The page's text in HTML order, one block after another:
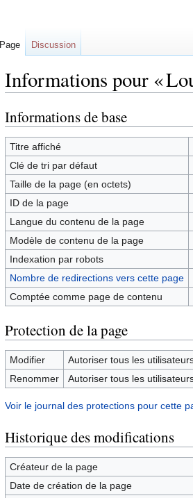
Informations pour «
Aller
à
la
navigation
Aller
à
la
recherche
Informations de base
Titre affiché
Clé de tri par défaut
Taille de la page (en octets)
ID de la page
Langue du contenu de la page
Modèle de contenu de la page
Indexation par robots
Nombre de redirections vers cette page
Comptée comme page de contenu
Protection de la page
Modifier
Autoriser tous les
Renommer
Autoriser tous les
Voir le journal des protections pour cette
Historique des modifications
Créateur de la page
Date de création de la page
Page Discussion